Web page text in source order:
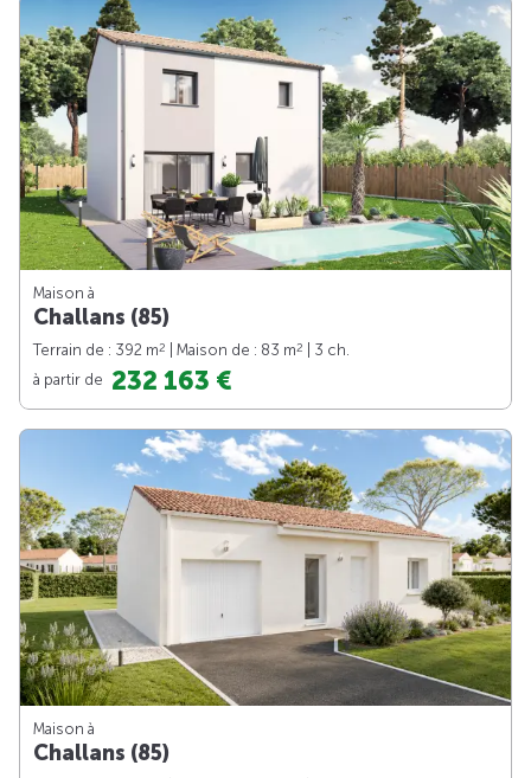
Maison à
Challans (85)
Terrain de : 392 m2 | Maison de : 83 m2
| 3 ch.
à partir de 232 163 €
Maison à
Challans (85)